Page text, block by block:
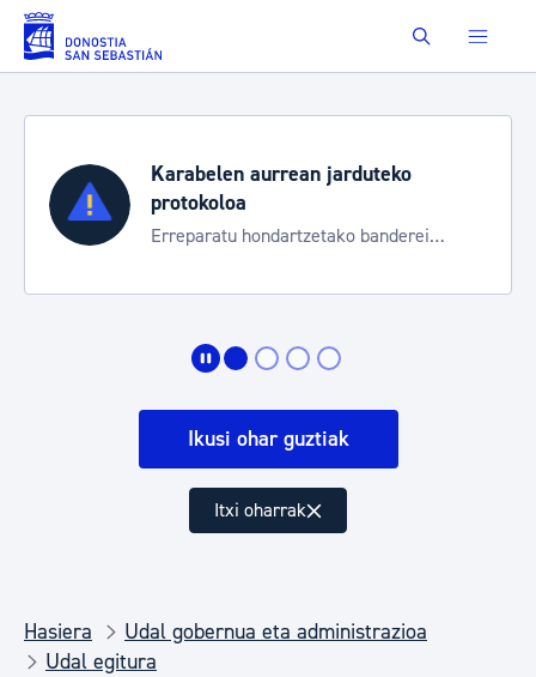
Eduki nagusira joan Buscar
Karabelen aurrean jarduteko
protokoloa
Erreparatu hondartzetako banderei
Ikusi ohar guztiak
Itxi oharrak
Hasiera
Udal gobernua eta administrazioa
Udal egitura